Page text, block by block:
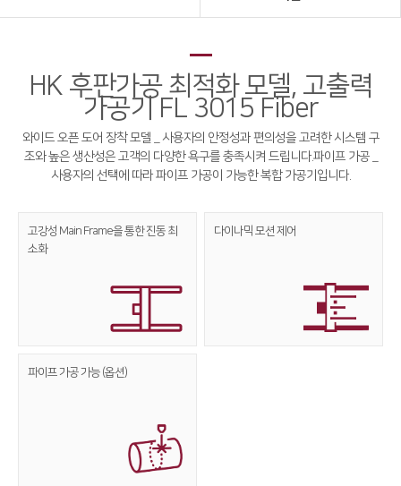
국내지사
제품소개
FS Series
RS3015
Conversion∨
HK 후판가공 최적화 모델, 고출력
가공기 FL 3015 Fiber
와이드 오픈 도어 장착 모델 _ 사용자의 안정성과 편의성을 고려한 시스템 구
조와 높은 생산성은 고객의 다양한 욕구를 충족시켜 드립니다.파이프 가공 _
사용자의 선택에 따라 파이프 가공이 가능한 복합 가공기입니다.
고강성 Main Frame을 통한 진동 최
소화
다이나믹 모션 제어
파이프가공 가능 (옵션)